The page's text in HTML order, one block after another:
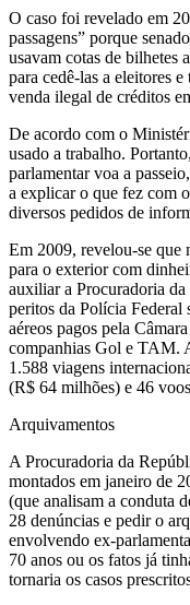
O caso foi revelado em
passagens” porque
usavam cotas de bilhetes
para cedê-las a eleitores
venda ilegal de créditos
De acordo com o
usado a trabalho.
parlamentar voa a
a explicar o que fez com
diversos pedidos de
Em 2009, revelou-se que
para o exterior com
auxiliar a Procuradoria
peritos da Polícia Federal
aéreos pagos pela
companhias Gol e TAM.
1.588 viagens
(R$ 64 milhões) e 46
Arquivamentos
A Procuradoria da
montados em janeiro de
(que analisam a conduta
28 denúncias e pedir o
envolvendo ex-
70 anos ou os fatos já
tornaria os casos